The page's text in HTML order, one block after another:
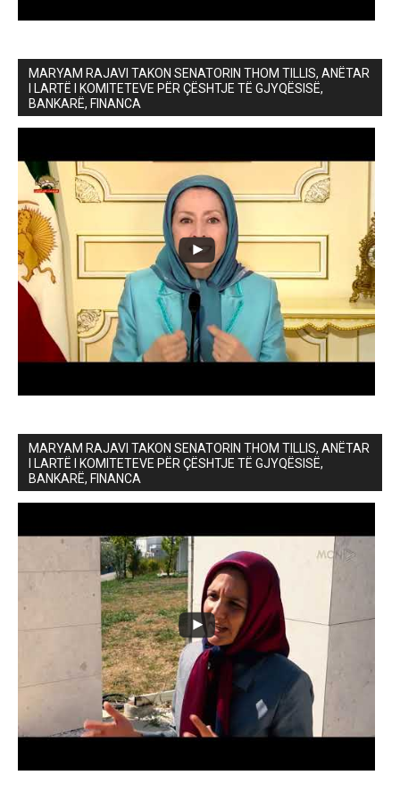
MARYAM RAJAVI TAKON SENATORIN THOM TILLIS, ANËTAR
I LARTË I KOMITETEVE PËR ÇËSHTJE TË GJYQËSISË,
BANKARË, FINANCA
MARYAM RAJAVI TAKON SENATORIN THOM TILLIS, ANËTAR
I LARTË I KOMITETEVE PËR ÇËSHTJE TË GJYQËSISË,
BANKARË, FINANCA